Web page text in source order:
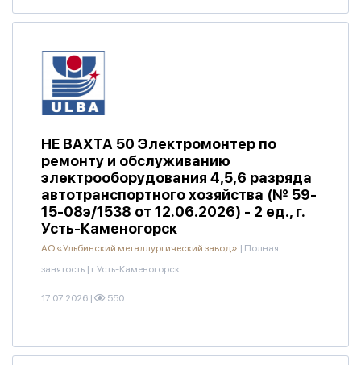
НЕ ВАХТА 50 Электромонтер по
ремонту и обслуживанию
электрооборудования 4,5,6 разряда
автотранспортного хозяйства (№ 59-
15-08э/1538 от 12.06.2026) - 2 ед., г.
Усть-Каменогорск
АО «Ульбинский металлургический завод» | Полная
занятость | г.Усть-Каменогорск
17.07.2026 | 550